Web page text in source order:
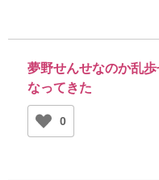
夢野せんせなのか乱
なってきた
0